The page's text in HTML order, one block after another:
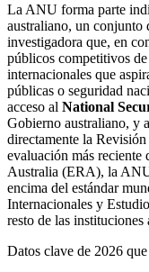
La ANU forma parte
australiano, un conjunto
investigadora que, en
públicos competitivos
internacionales que
públicas o seguridad
acceso al National
Gobierno australiano, y
directamente la
evaluación más reciente
Australia (ERA), la
encima del estándar
Internacionales y
resto de las instituciones
Datos clave de 2026